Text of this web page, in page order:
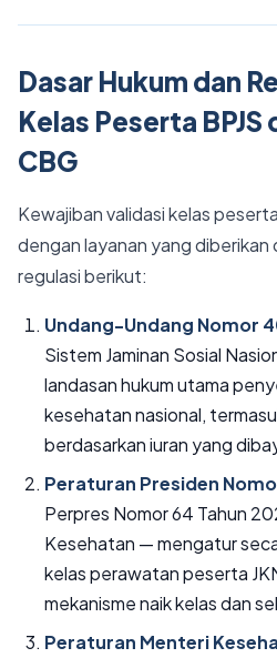
Dasar Hukum dan
Kelas Peserta
CBG
Kewajiban validasi kelas
dengan layanan yang diberikan
regulasi berikut:
Undang-Undang Nomor
Sistem Jaminan Sosial
landasan hukum utama
kesehatan nasional,
berdasarkan iuran yang
Peraturan Presiden
Perpres Nomor 64 Tahun
Kesehatan — mengatur
kelas perawatan peserta
mekanisme naik kelas dan
Peraturan Menteri